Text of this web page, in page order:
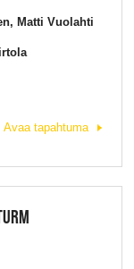
Matti Vuolahti
Avaa tapahtuma